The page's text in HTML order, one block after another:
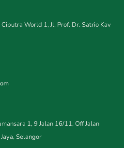
World 1, Jl. Prof. Dr. Satrio Kav
1, 9 Jalan 16/11, Off Jalan
Selangor